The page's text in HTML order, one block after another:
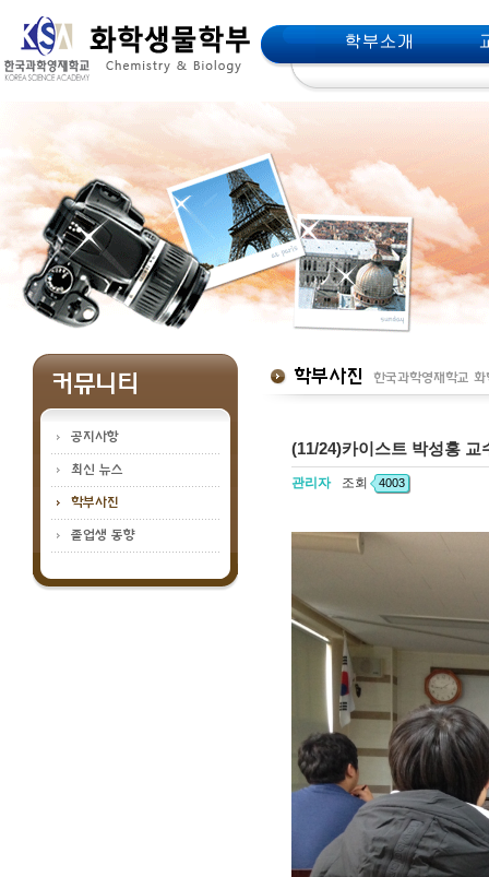
메인메뉴 바로가기
본문 바로가기
(11/24)카이스트 박성홍 교
관리자 조회 4003